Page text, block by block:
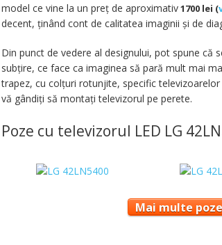
model ce vine la un preț de aproximativ1700lei (
decent, ținând cont de calitatea imaginii și de
Din punct de vedere al designului, pot spune că
subțire, ce face ca imaginea să pară mult mai
trapez, cu colțuri rotunjite, specific
vă gândiți să montați televizorul pe perete.
Poze cu televizorul LED LG
Mai multe